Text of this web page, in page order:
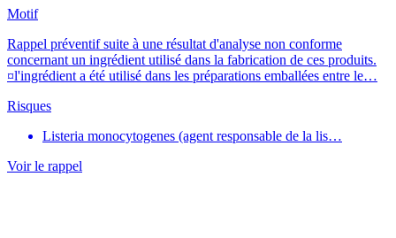
Motif
Rappel préventif suite à une résultat d'analyse non conforme
concernant un ingrédient utilisé dans la fabrication de ces produits.
¤l'ingrédient a été utilisé dans les préparations emballées entre le…
Risques
Listeria monocytogenes (agent responsable de la lis…
Voir le rappel